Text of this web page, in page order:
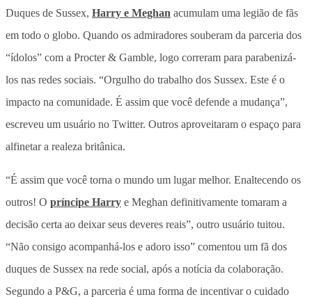
Duques de Sussex, Harry e Meghan acumulam uma legião de fãs
em todo o globo. Quando os admiradores souberam da parceria dos
“ídolos” com a Procter & Gamble, logo correram para parabenizá-
los nas redes sociais. “Orgulho do trabalho dos Sussex. Este é o
impacto na comunidade. É assim que você defende a mudança”,
escreveu um usuário no Twitter. Outros aproveitaram o espaço para
alfinetar a realeza britânica.
“É assim que você torna o mundo um lugar melhor. Enaltecendo os
outros! O príncipe Harry e Meghan definitivamente tomaram a
decisão certa ao deixar seus deveres reais”, outro usuário tuitou.
“Não consigo acompanhá-los e adoro isso” comentou um fã dos
duques de Sussex na rede social, após a notícia da colaboração.
Segundo a P&G, a parceria é uma forma de incentivar o cuidado